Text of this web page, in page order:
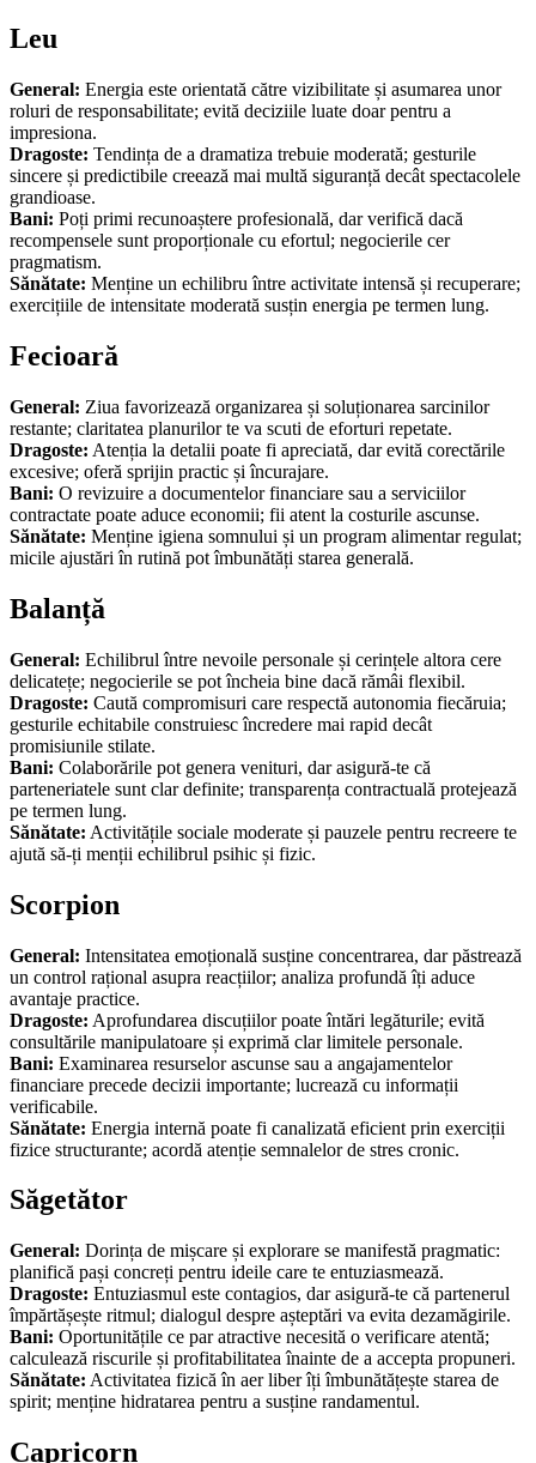
Leu
General: Energia este orientată către vizibilitate și asumarea unor
roluri de responsabilitate; evită deciziile luate doar pentru a
impresiona.
Dragoste: Tendința de a dramatiza trebuie moderată; gesturile
sincere și predictibile creează mai multă siguranță decât spectacolele
grandioase.
Bani: Poți primi recunoaștere profesională, dar verifică dacă
recompensele sunt proporționale cu efortul; negocierile cer
pragmatism.
Sănătate: Menține un echilibru între activitate intensă și recuperare;
exercițiile de intensitate moderată susțin energia pe termen lung.
Fecioară
General: Ziua favorizează organizarea și soluționarea sarcinilor
restante; claritatea planurilor te va scuti de eforturi repetate.
Dragoste: Atenția la detalii poate fi apreciată, dar evită corectările
excesive; oferă sprijin practic și încurajare.
Bani: O revizuire a documentelor financiare sau a serviciilor
contractate poate aduce economii; fii atent la costurile ascunse.
Sănătate: Menține igiena somnului și un program alimentar regulat;
micile ajustări în rutină pot îmbunătăți starea generală.
Balanță
General: Echilibrul între nevoile personale și cerințele altora cere
delicatețe; negocierile se pot încheia bine dacă rămâi flexibil.
Dragoste: Caută compromisuri care respectă autonomia fiecăruia;
gesturile echitabile construiesc încredere mai rapid decât
promisiunile stilate.
Bani: Colaborările pot genera venituri, dar asigură-te că
parteneriatele sunt clar definite; transparența contractuală protejează
pe termen lung.
Sănătate: Activitățile sociale moderate și pauzele pentru recreere te
ajută să-ți menții echilibrul psihic și fizic.
Scorpion
General: Intensitatea emoțională susține concentrarea, dar păstrează
un control rațional asupra reacțiilor; analiza profundă îți aduce
avantaje practice.
Dragoste: Aprofundarea discuțiilor poate întări legăturile; evită
consultările manipulatoare și exprimă clar limitele personale.
Bani: Examinarea resurselor ascunse sau a angajamentelor
financiare precede decizii importante; lucrează cu informații
verificabile.
Sănătate: Energia internă poate fi canalizată eficient prin exerciții
fizice structurante; acordă atenție semnalelor de stres cronic.
Săgetător
General: Dorința de mișcare și explorare se manifestă pragmatic:
planifică pași concreți pentru ideile care te entuziasmează.
Dragoste: Entuziasmul este contagios, dar asigură-te că partenerul
împărtășește ritmul; dialogul despre așteptări va evita dezamăgirile.
Bani: Oportunitățile ce par atractive necesită o verificare atentă;
calculează riscurile și profitabilitatea înainte de a accepta propuneri.
Sănătate: Activitatea fizică în aer liber îți îmbunătățește starea de
spirit; menține hidratarea pentru a susține randamentul.
Capricorn